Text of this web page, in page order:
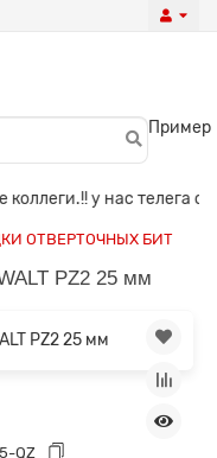
Пример
у нас телега
ОТВЕРТОЧНЫХ БИТ
PZ2 25 мм
QZ